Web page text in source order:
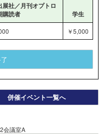
社／月刊オプトロ
購読者
学生
￥5,000
併催イベント一覧へ
会議室A